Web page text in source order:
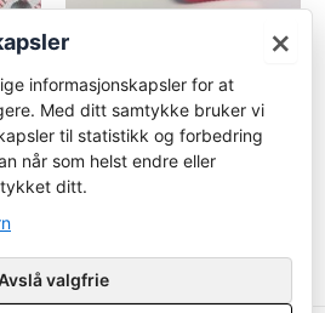
–
Nidek Pliable cup – High
curve
Logg inn for å bestille
×
informasjonskapsler for at
Med ditt samtykke bruker vi
til statistikk og forbedring
når som helst endre eller
ditt.
valgfrie